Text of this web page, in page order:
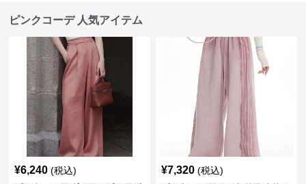
ピンクコーデ 人気アイテム
¥6,240 (税込) ¥7,320 (税込)